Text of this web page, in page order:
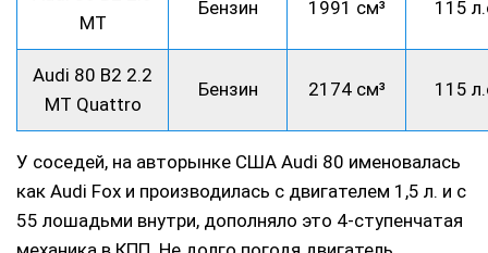
MT
Бензин 1991 см³ 115
Audi 80 B2 2.2
MT Quattro
Бензин 2174 см³ 115
У соседей, на авторынке США Audi 80 именовалась
как Audi Fox и производилась с двигателем 1,5 л. и с
55 лошадьми внутри, дополняло это 4-ступенчатая